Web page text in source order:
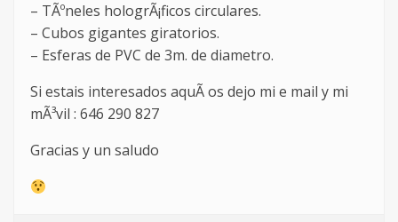
– TÃºneles hologrÃ¡ficos circulares.
– Cubos gigantes giratorios.
– Esferas de PVC de 3m. de diametro.
Si estais interesados aquÃ­ os dejo mi e mail y mi
mÃ³vil : 646 290 827
Gracias y un saludo